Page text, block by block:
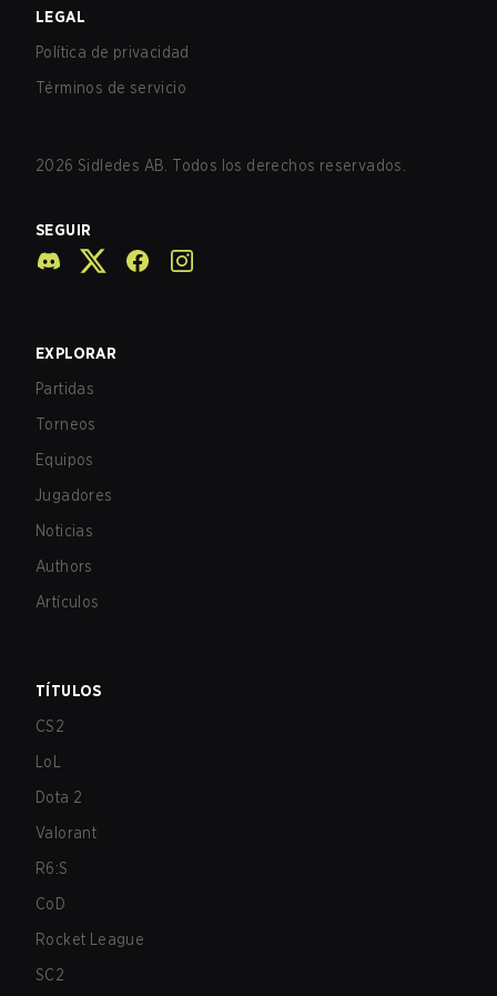
LEGAL
Política de privacidad
Términos de servicio
2026 Sidledes AB. Todos los derechos reservados.
SEGUIR
EXPLORAR
Partidas
Torneos
Equipos
Jugadores
Noticias
Authors
Artículos
TÍTULOS
CS2
LoL
Dota 2
Valorant
R6:S
CoD
Rocket League
SC2